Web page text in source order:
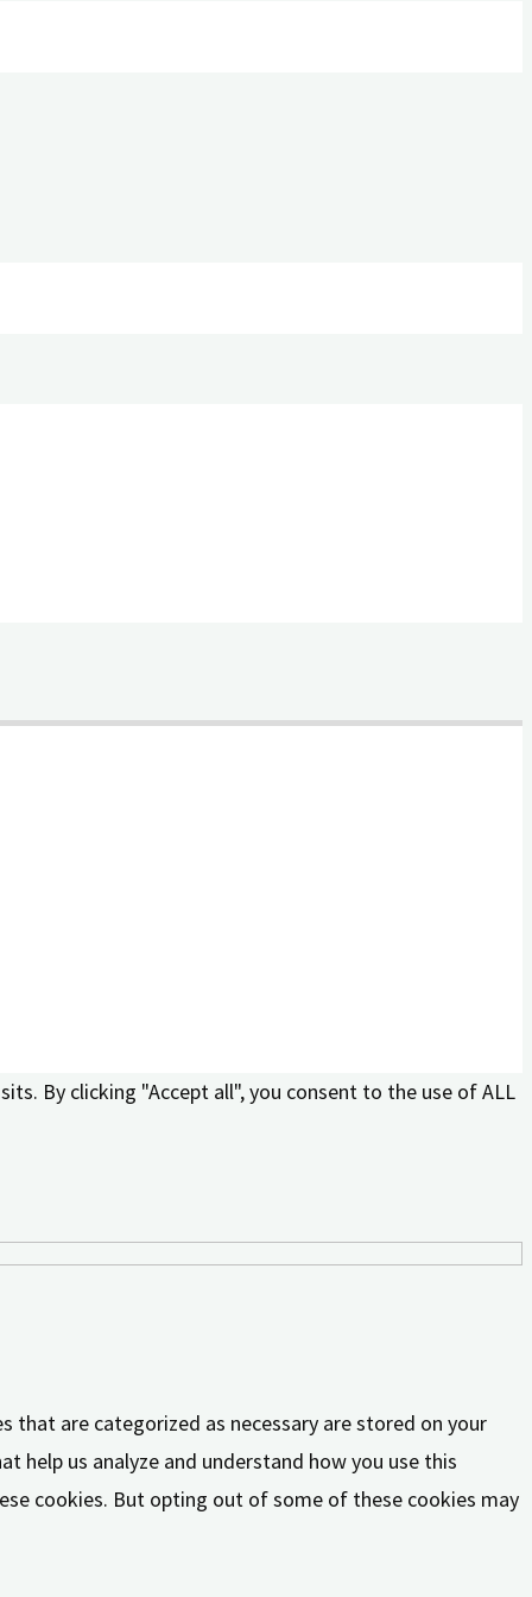
By clicking "Accept all", you consent to the use of ALL
that are categorized as necessary are stored on your
us analyze and understand how you use this
cookies. But opting out of some of these cookies may